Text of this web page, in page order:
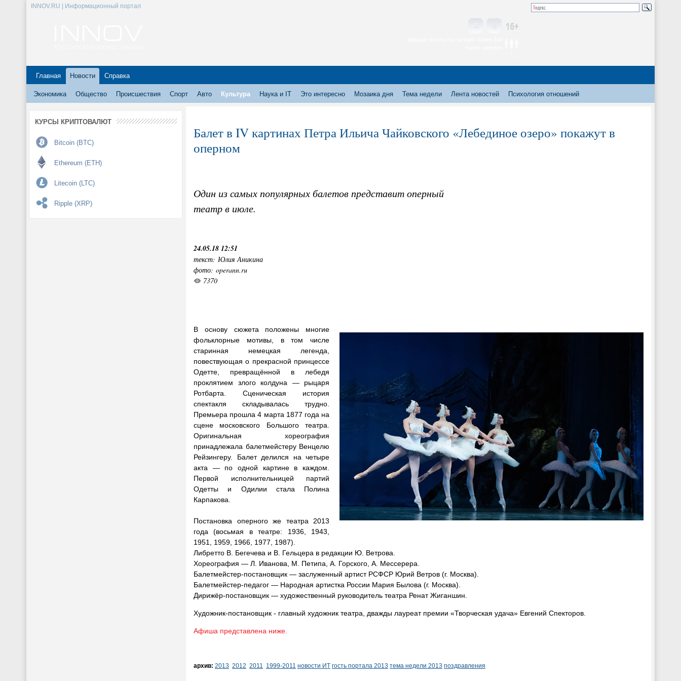
INNOV.RU | Информационный портал
Главная Новости Справка
Экономика Общество Происшествия Спорт Авто Культура Наука и IT Это интересно Мозаика дня Тема недели Лента новостей Психология отношений
КУРСЫ КРИПТОВАЛЮТ
Bitcoin (BTC)
Ethereum (ETH)
Litecoin (LTC)
Ripple (XRP)
Балет в IV картинах Петра Ильича Чайковского «Лебединое озеро» покажут в
оперном
Один из самых популярных балетов представит оперный
театр в июле.
24.05.18 12:51
текст: Юлия Аникина
фото: operann.ru
7370
В основу сюжета положены многие
фольклорные мотивы, в том числе
старинная немецкая легенда,
повествующая о прекрасной принцессе
Одетте, превращённой в лебедя
проклятием злого колдуна — рыцаря
Ротбарта. Сценическая история
спектакля складывалась трудно.
Премьера прошла 4 марта 1877 года на
сцене московского Большого театра.
Оригинальная хореография
принадлежала балетмейстеру Венцелю
Рейзингеру. Балет делился на четыре
акта — по одной картине в каждом.
Первой исполнительницей партий
Одетты и Одилии стала Полина
Карпакова.
Постановка оперного же театра 2013
года (восьмая в театре: 1936, 1943,
1951, 1959, 1966, 1977, 1987).
Либретто В. Бегечева и В. Гельцера в редакции Ю. Ветрова.
Хореография — Л. Иванова, М. Петипа, А. Горского, А. Мессерера.
Балетмейстер-постановщик — заслуженный артист РСФСР Юрий Ветров (г. Москва).
Балетмейстер-педагог — Народная артистка России Мария Былова (г. Москва).
Дирижёр-постановщик — художественный руководитель театра Ренат Жиганшин.
Художник-постановщик - главный художник театра, дважды лауреат премии «Творческая удача» Евгений Спекторов.
Афиша представлена ниже.
архив: 2013 2012 2011 1999-2011 новости ИТ гость портала 2013 тема недели 2013 поздравления